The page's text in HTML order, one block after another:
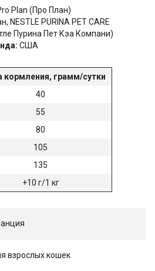
Plan (Про План)
NESTLE PURINA PET CARE
Пурина Пет Кэа Компани)
США
кормления, грамм/сутки
40
55
80
105
135
+10 г/1 кг
взрослых кошек